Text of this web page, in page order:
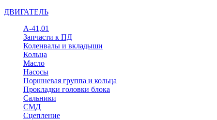
ДВИГАТЕЛЬ
А-41,01
Запчасти к ПД
Коленвалы и вкладыши
Кольца
Масло
Насосы
Поршневая группа и кольца
Прокладки головки блока
Сальники
СМД
Сцепление